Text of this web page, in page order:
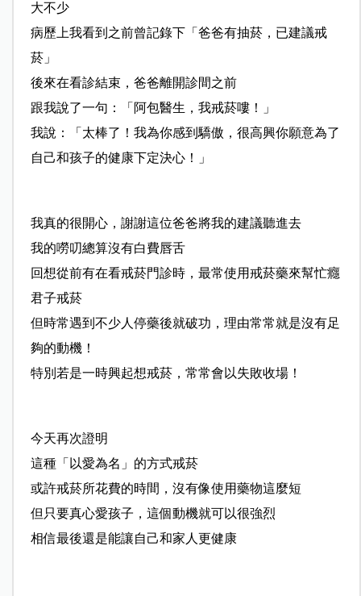
大不少
病歷上我看到之前曾記錄下「爸爸有抽菸，已建議戒
菸」
後來在看診結束，爸爸離開診間之前
跟我說了一句：「阿包醫生，我戒菸嘍！」
我說：「太棒了！我為你感到驕傲，很高興你願意為了
自己和孩子的健康下定決心！」
我真的很開心，謝謝這位爸爸將我的建議聽進去
我的嘮叨總算沒有白費唇舌
回想從前有在看戒菸門診時，最常使用戒菸藥來幫忙癮
君子戒菸
但時常遇到不少人停藥後就破功，理由常常就是沒有足
夠的動機！
特別若是一時興起想戒菸，常常會以失敗收場！
今天再次證明
這種「以愛為名」的方式戒菸
或許戒菸所花費的時間，沒有像使用藥物這麼短
但只要真心愛孩子，這個動機就可以很強烈
相信最後還是能讓自己和家人更健康